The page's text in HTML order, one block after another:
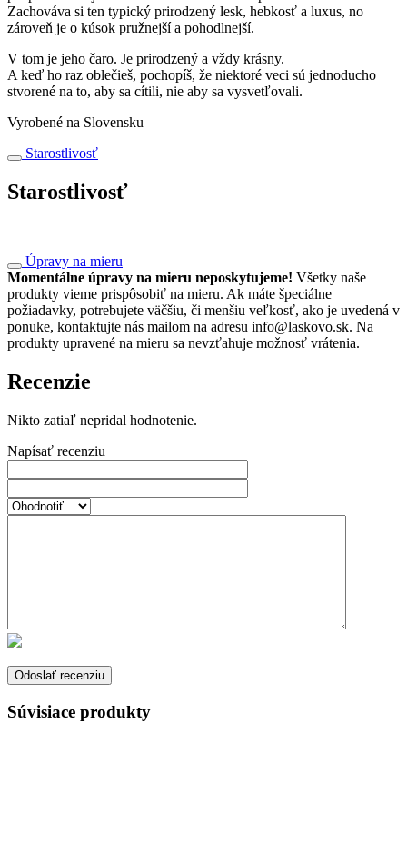
Zachováva si ten typický prirodzený lesk, hebkosť a luxus, no
zároveň je o kúsok pružnejší a pohodlnejší.
V tom je jeho čaro. Je prirodzený a vždy krásny.
A keď ho raz oblečieš, pochopíš, že niektoré veci sú jednoducho
stvorené na to, aby sa cítili, nie aby sa vysvetľovali.
Vyrobené na Slovensku
Starostlivosť
Starostlivosť
Úpravy na mieru
Momentálne úpravy na mieru neposkytujeme! Všetky naše
produkty vieme prispôsobiť na mieru. Ak máte špeciálne
požiadavky, potrebujete väčšiu, či menšiu veľkosť, ako je uvedená v
ponuke, kontaktujte nás mailom na adresu info@laskovo.sk. Na
produkty upravené na mieru sa nevzťahuje možnosť vrátenia.
Recenzie
Nikto zatiaľ nepridal hodnotenie.
Napísať recenziu
Súvisiace produkty